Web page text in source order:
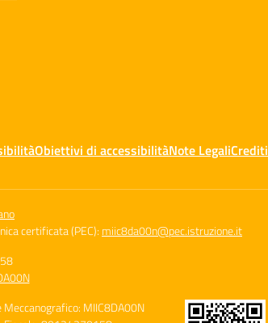
Obiettivi di accessibilitàNote LegaliCrediti
certificata (PEC): miic8da00n@pec.istruzione.it
Meccanografico: MIIC8DA00N